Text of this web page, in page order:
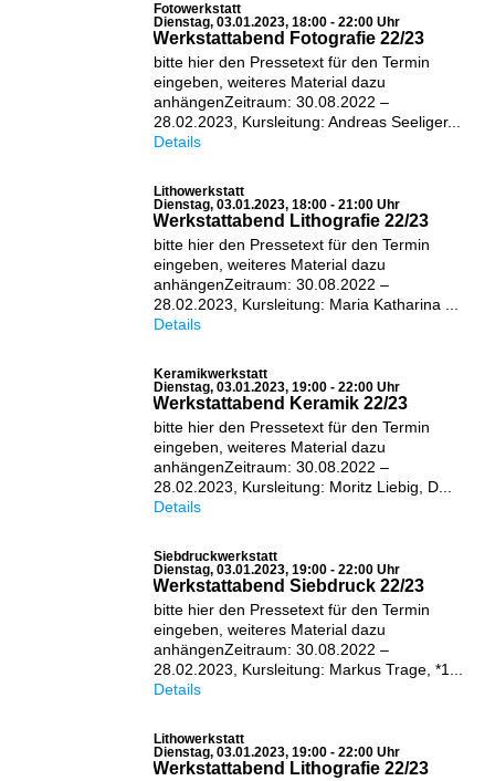
Fotowerkstatt
Dienstag, 03.01.2023, 18:00 - 22:00 Uhr
Werkstattabend Fotografie 22/23
bitte hier den Pressetext für den Termin
eingeben, weiteres Material dazu
anhängenZeitraum: 30.08.2022 –
28.02.2023, Kursleitung: Andreas Seeliger...
Details
Lithowerkstatt
Dienstag, 03.01.2023, 18:00 - 21:00 Uhr
Werkstattabend Lithografie 22/23
bitte hier den Pressetext für den Termin
eingeben, weiteres Material dazu
anhängenZeitraum: 30.08.2022 –
28.02.2023, Kursleitung: Maria Katharina ...
Details
Keramikwerkstatt
Dienstag, 03.01.2023, 19:00 - 22:00 Uhr
Werkstattabend Keramik 22/23
bitte hier den Pressetext für den Termin
eingeben, weiteres Material dazu
anhängenZeitraum: 30.08.2022 –
28.02.2023, Kursleitung: Moritz Liebig, D...
Details
Siebdruckwerkstatt
Dienstag, 03.01.2023, 19:00 - 22:00 Uhr
Werkstattabend Siebdruck 22/23
bitte hier den Pressetext für den Termin
eingeben, weiteres Material dazu
anhängenZeitraum: 30.08.2022 –
28.02.2023, Kursleitung: Markus Trage, *1...
Details
Lithowerkstatt
Dienstag, 03.01.2023, 19:00 - 22:00 Uhr
Werkstattabend Lithografie 22/23